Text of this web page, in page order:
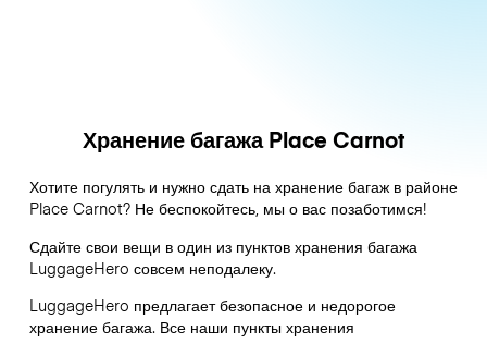
Хранение багажа Place Carnot
Хотите погулять и нужно сдать на хранение багаж в районе
Place Carnot? Не беспокойтесь, мы о вас позаботимся!
Сдайте свои вещи в один из пунктов хранения багажа
LuggageHero совсем неподалеку.
LuggageHero предлагает безопасное и недорогое
хранение багажа. Все наши пункты хранения